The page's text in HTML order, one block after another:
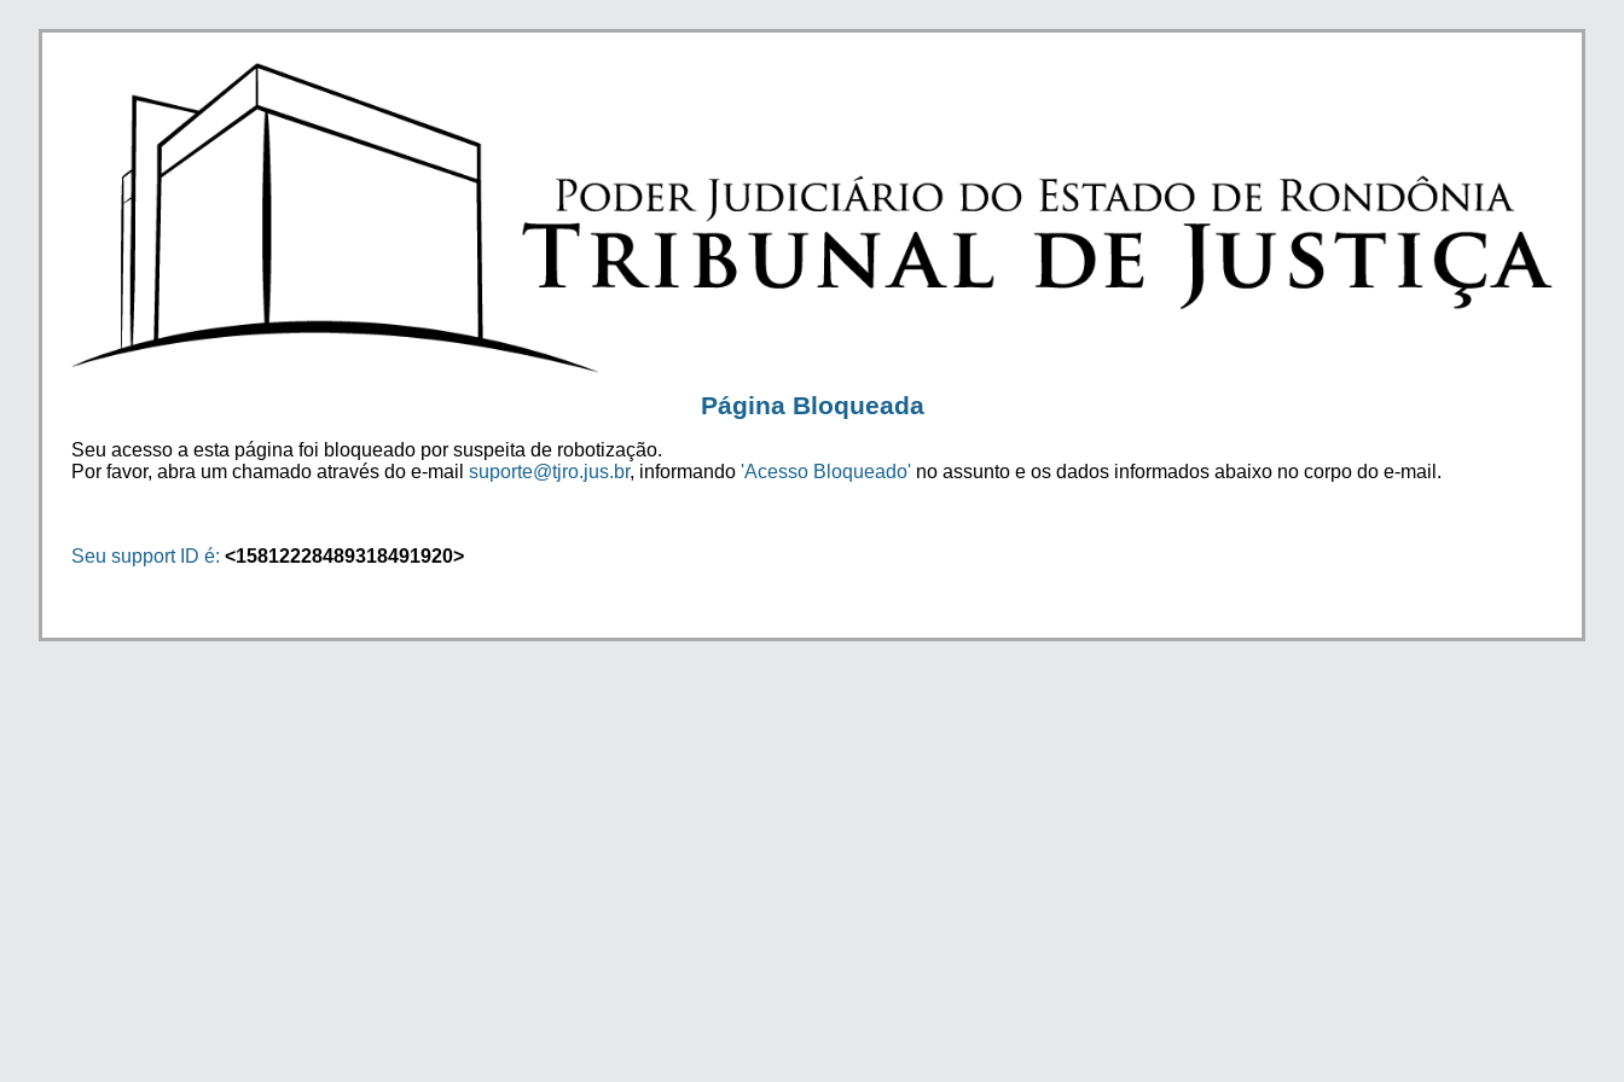
Página Bloqueada
Seu acesso a esta página foi bloqueado por suspeita de robotização.
Por favor, abra um chamado através do e-mail suporte@tjro.jus.br, informando 'Acesso Bloqueado' no assunto e os dados informados abaixo no corpo do e-mail.
Seu support ID é: <15812228489318491920>